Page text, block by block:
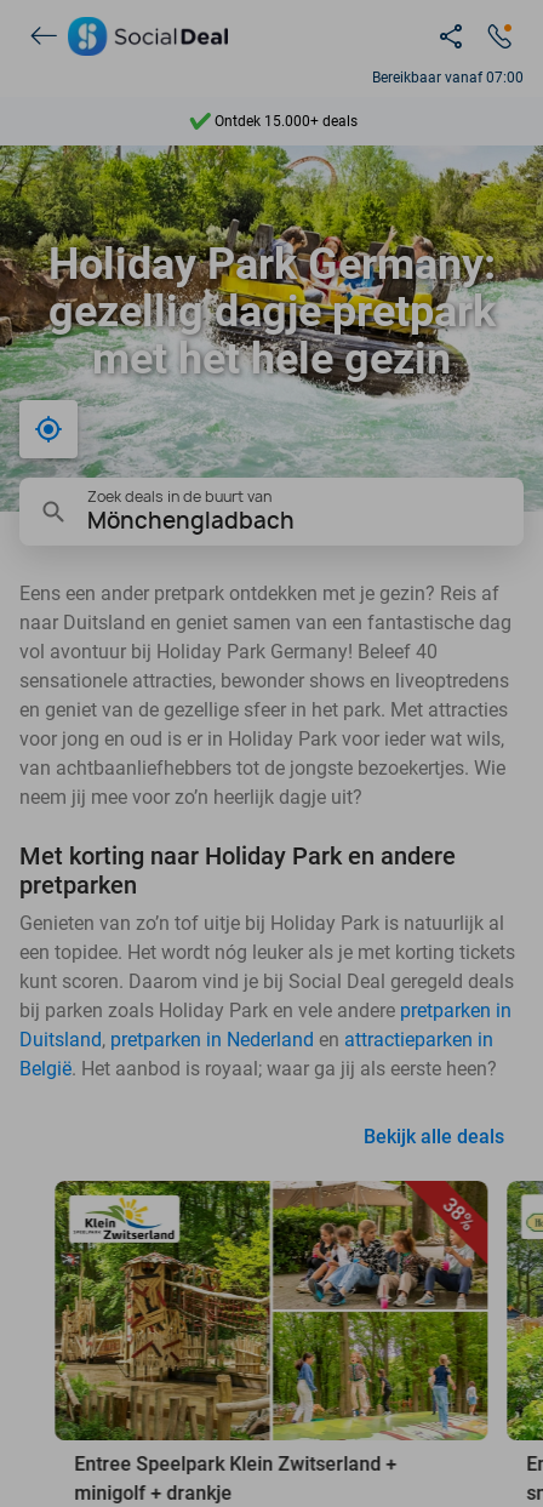
Bereikbaar vanaf 07:00
Ontdek 15.000+ deals
7 dagen per week beschikbaar
10+ miljoen leden
9,4
Ontdek 15.000+ deals
Holiday Park Germany:
gezellig dagje pretpark
met het hele gezin
Bij mij in de buurt
Zoek deals in de buurt van
Mönchengladbach
Eens een ander pretpark ontdekken met je gezin? Reis af
naar Duitsland en geniet samen van een fantastische dag
vol avontuur bij Holiday Park Germany! Beleef 40
sensationele attracties, bewonder shows en liveoptredens
en geniet van de gezellige sfeer in het park. Met attracties
voor jong en oud is er in Holiday Park voor ieder wat wils,
van achtbaanliefhebbers tot de jongste bezoekertjes. Wie
neem jij mee voor zo’n heerlijk dagje uit?
Met korting naar Holiday Park en andere
pretparken
Genieten van zo’n tof uitje bij Holiday Park is natuurlijk al
een topidee. Het wordt nóg leuker als je met korting tickets
kunt scoren. Daarom vind je bij Social Deal geregeld deals
bij parken zoals Holiday Park en vele andere pretparken in
Duitsland, pretparken in Nederland en attractieparken in
België. Het aanbod is royaal; waar ga jij als eerste heen?
Bekijk alle deals
38%
Entree Speelpark Klein Zwitserland +
minigolf + drankje